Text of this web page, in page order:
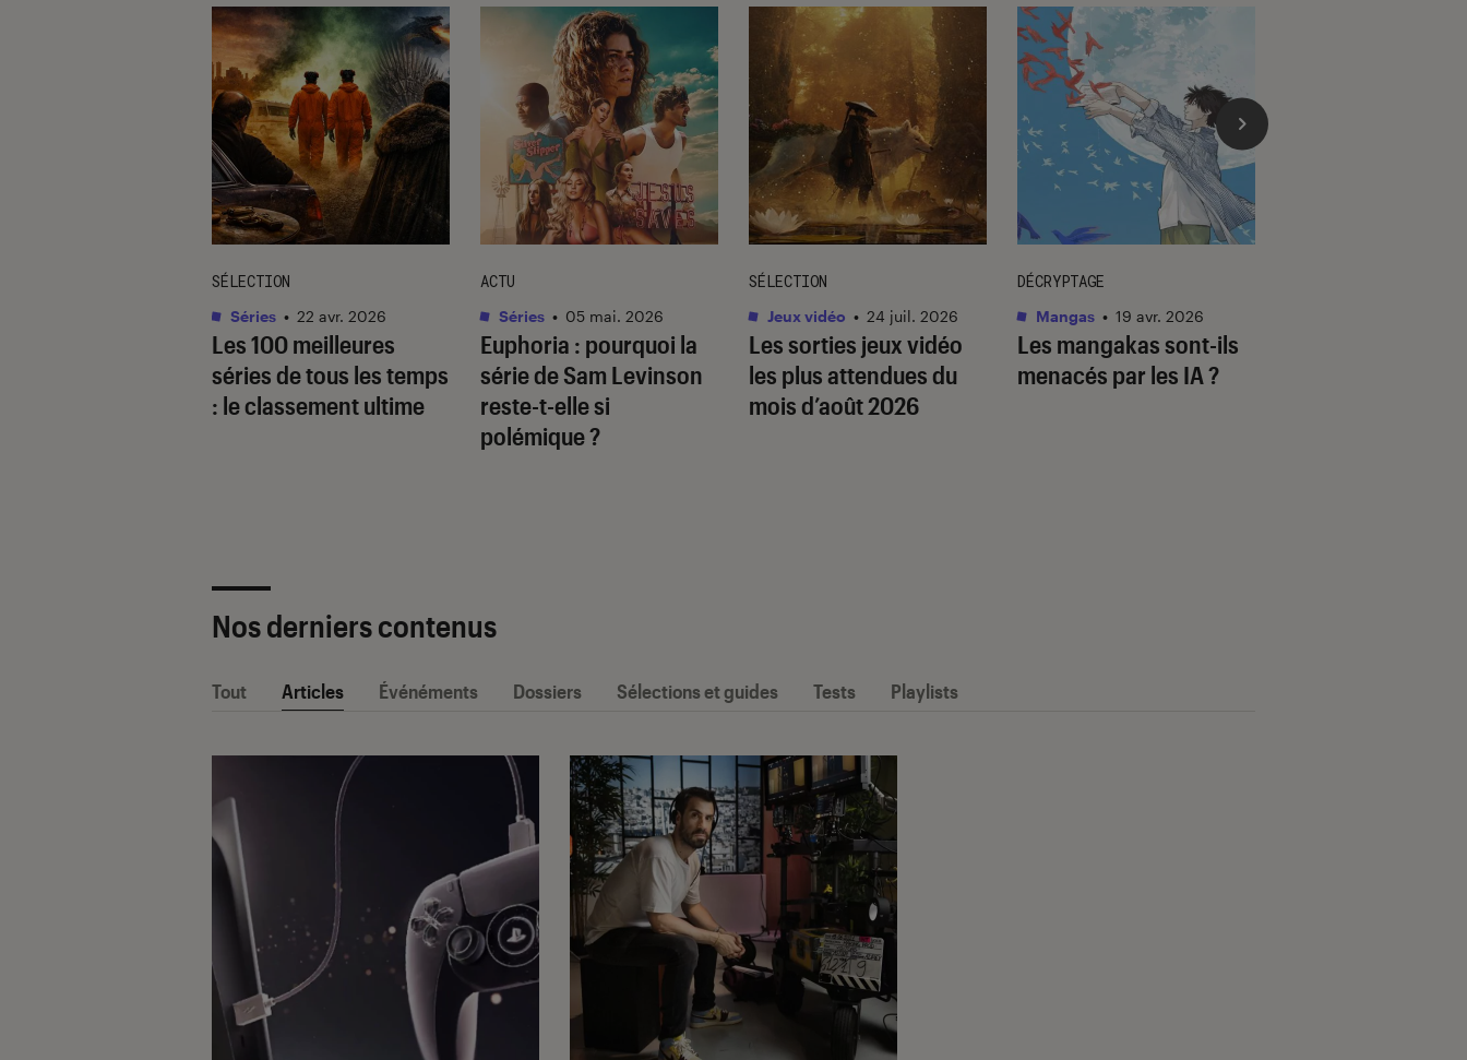
Les 100 meilleures
séries de tous les temps
: le classement ultime
SÉLECTION
Séries • 22 avr. 2026
Euphoria : pourquoi la
série de Sam Levinson
reste-t-elle si
polémique ?
ACTU
Séries • 05 mai. 2026
Les sorties jeux vidéo
les plus attendues du
mois d’août 2026
SÉLECTION
Jeux vidéo • 24 juil. 2026
Les mangakas sont-ils
menacés par les IA ?
DÉCRYPTAGE
Mangas • 19 avr. 2026
Nos derniers contenus
Tout Articles Événéments Dossiers Sélections et guides Tests Playlists